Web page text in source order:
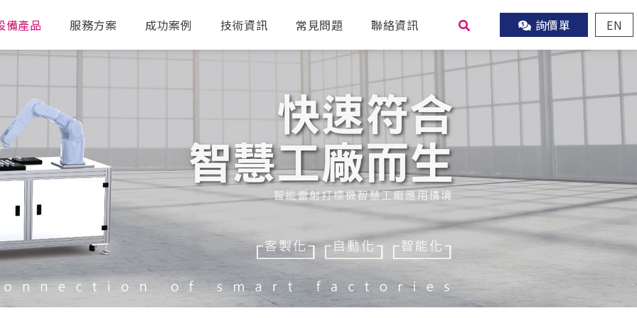
備產品 服務方案 成功案例 技術資訊 常見問題 聯絡資訊 詢價單 EN
送出搜尋